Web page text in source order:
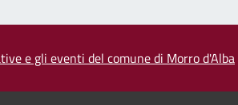
e gli eventi del comune di Morro d'Alba